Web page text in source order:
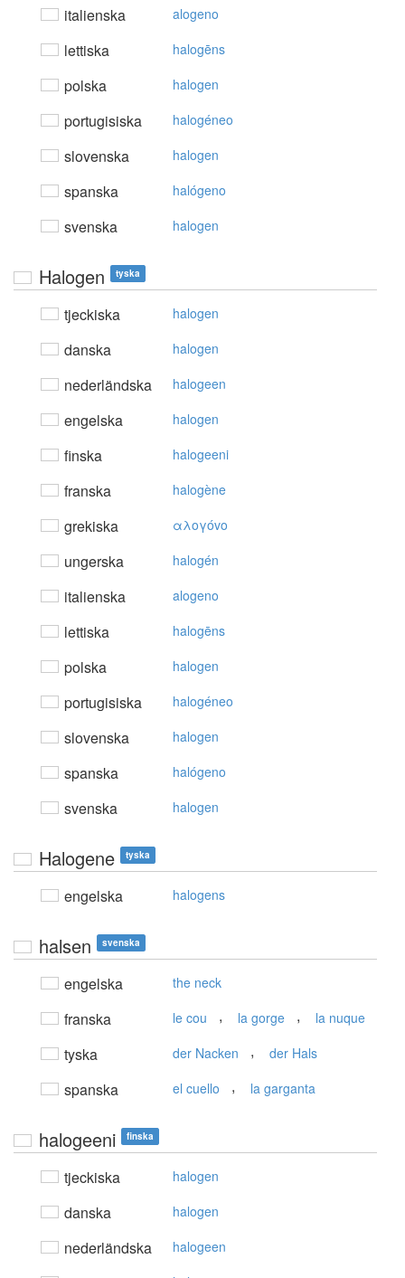
italienska alogeno
lettiska halogēns
polska halogen
portugisiska halogéneo
slovenska halogen
spanska halógeno
svenska halogen
Halogen tyska
tjeckiska halogen
danska halogen
nederländska halogeen
engelska halogen
finska halogeeni
franska halogène
grekiska αλoγόvo
ungerska halogén
italienska alogeno
lettiska halogēns
polska halogen
portugisiska halogéneo
slovenska halogen
spanska halógeno
svenska halogen
Halogene tyska
engelska halogens
halsen svenska
engelska the neck
franska le cou , la gorge , la nuque
tyska der Nacken , der Hals
spanska el cuello , la garganta
halogeeni finska
tjeckiska halogen
danska halogen
nederländska halogeen